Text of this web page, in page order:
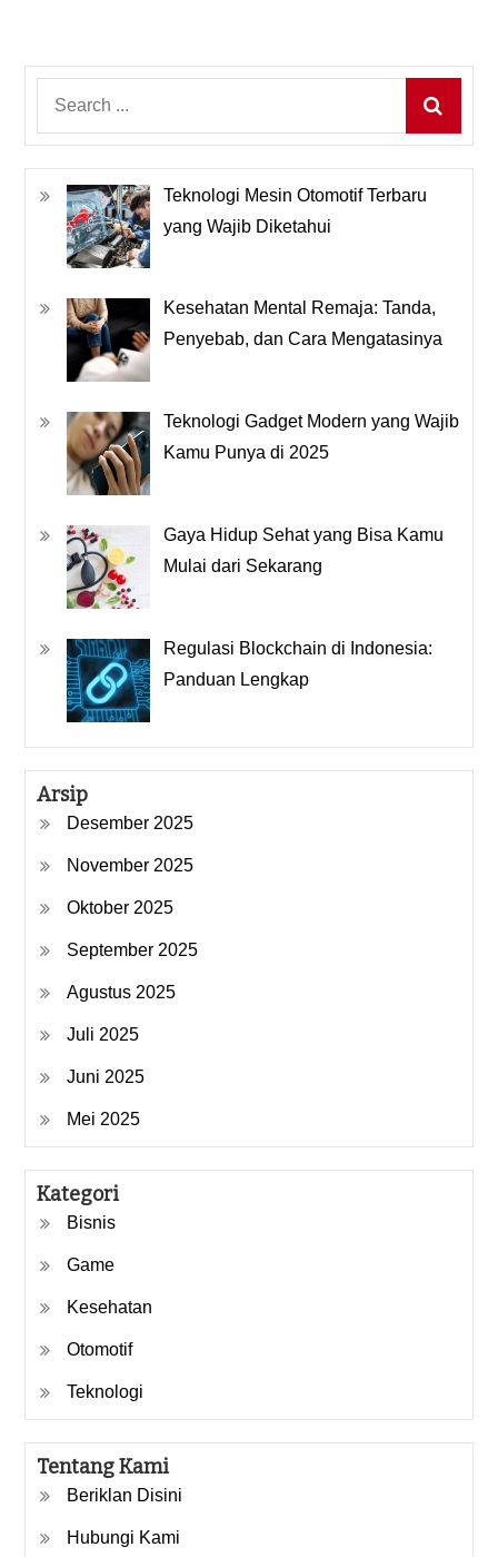
Teknologi Mesin Otomotif Terbaru
yang Wajib Diketahui
Kesehatan Mental Remaja: Tanda,
Penyebab, dan Cara Mengatasinya
Teknologi Gadget Modern yang Wajib
Kamu Punya di 2025
Gaya Hidup Sehat yang Bisa Kamu
Mulai dari Sekarang
Regulasi Blockchain di Indonesia:
Panduan Lengkap
Arsip
Desember 2025
November 2025
Oktober 2025
September 2025
Agustus 2025
Juli 2025
Juni 2025
Mei 2025
Kategori
Bisnis
Game
Kesehatan
Otomotif
Teknologi
Tentang Kami
Beriklan Disini
Hubungi Kami